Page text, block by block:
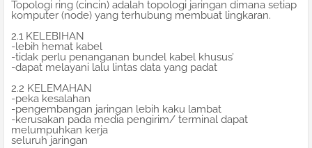
Topologi ring (cincin) adalah topologi jaringan dimana setiap
komputer (node) yang terhubung membuat lingkaran.
2.1 KELEBIHAN
-lebih hemat kabel
-tidak perlu penanganan bundel kabel khusus’
-dapat melayani lalu lintas data yang padat
2.2 KELEMAHAN
-peka kesalahan
-pengembangan jaringan lebih kaku lambat
-kerusakan pada media pengirim/ terminal dapat
melumpuhkan kerja
seluruh jaringan